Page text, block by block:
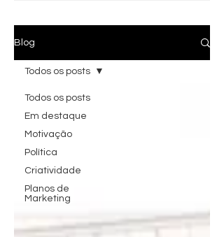
Blog
Todos os posts
Em destaque
Motivação
Política
Criatividade
Planos de
Marketing
Todos os posts